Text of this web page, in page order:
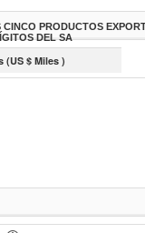
CINCO PRODUCTOS
DEL SA
(US $ Miles )